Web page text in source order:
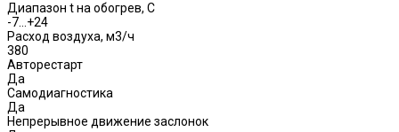
Диапазон t на обогрев, С
-7…+24
Расход воздуха, м3/ч
380
Авторестарт
Да
Самодиагностика
Да
Непрерывное движение заслонок